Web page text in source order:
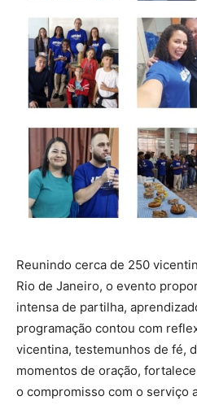
Reunindo cerca de 250
Rio de Janeiro, o evento
intensa de partilha,
programação contou com
vicentina, testemunhos de fé,
momentos de oração,
o compromisso com o serviço